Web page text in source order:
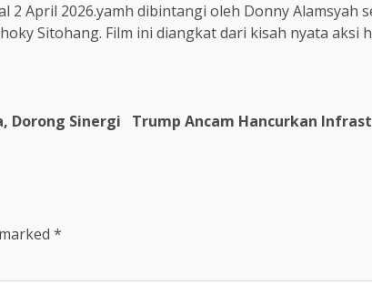
2 April 2026.yamh dibintangi oleh Donny Alamsyah
Sitohang. Film ini diangkat dari kisah nyata aksi
Dorong Sinergi
Trump Ancam Hancurkan
*